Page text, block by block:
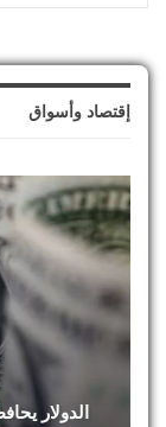
إقتصاد وأسواق
الدولار